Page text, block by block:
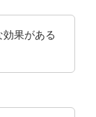
果がある